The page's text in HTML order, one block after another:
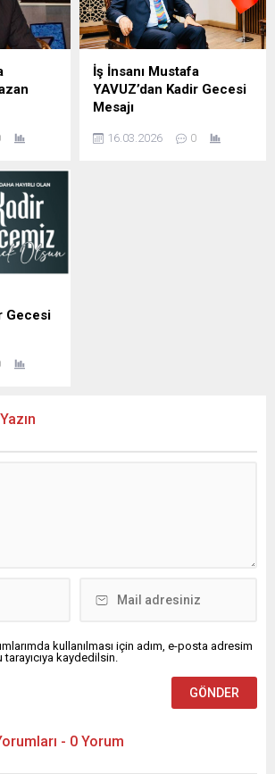
Mustafa
her
ifade
İş İnsanı Mustafa
YAVUZ’dan Kadir Gecesi
Mesajı
Başkanı ve iş insanı Mustafa
16.03.2026 0
Gecesi
bir
için
kullanılması için adım, e-posta adresim
kaydedilsin.
- 0 Yorum